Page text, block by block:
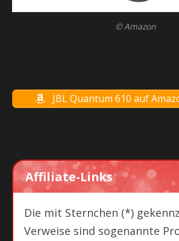
© Amazon
JBL Quantum 610 auf
Affiliate-Links
Die mit Sternchen (*)
Verweise sind sogenannte